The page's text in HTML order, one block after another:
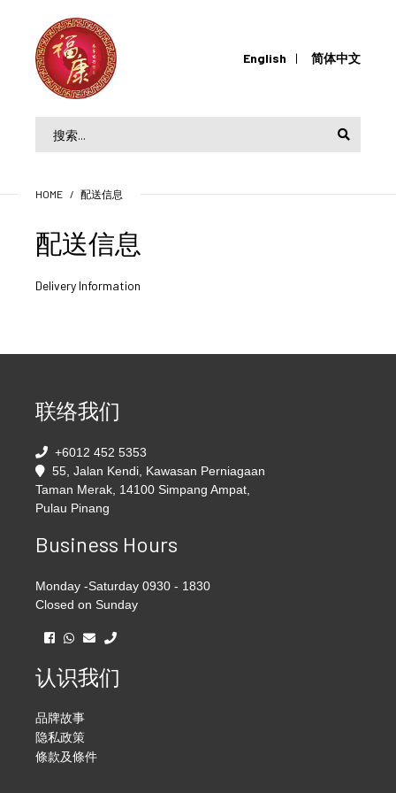
English 简体中文
HOME 配送信息
配送信息
Delivery Information
联络我们
+6012 452 5353
55, Jalan Kendi, Kawasan Perniagaan
Taman Merak, 14100 Simpang Ampat,
Pulau Pinang
Business Hours
Monday -Saturday 0930 - 1830
Closed on Sunday
认识我们
品牌故事
隐私政策
條款及條件